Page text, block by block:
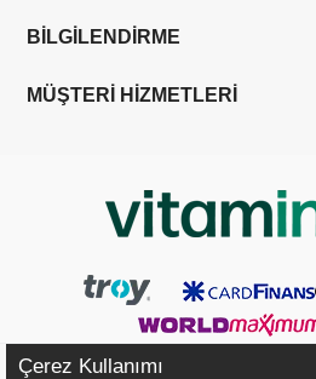
BİLGİLENDİRME
MÜŞTERİ HİZMETLERİ
Çerez Kullanımı